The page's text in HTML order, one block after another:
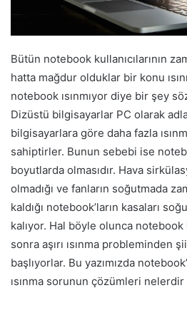
Bütün notebook kullanıcılarının
hatta mağdur olduklar bir konu
notebook ısınmıyor diye bir şey
Dizüstü bilgisayarlar PC olarak
bilgisayarlara göre daha fazla
sahiptirler. Bunun sebebi ise
boyutlarda olmasıdır. Hava
olmadığı ve fanların soğutmada
kaldığı notebook’ların kasaları
kalıyor. Hal böyle olunca notebook
sonra aşırı ısınma probleminden
başlıyorlar. Bu yazımızda
ısınma sorunun çözümleri